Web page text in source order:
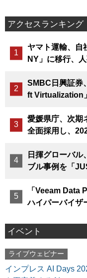
アクセスランキング
ヤマト運輸、自
NY」に移行、
SMBC日興証券
ft Virtualization
愛媛県庁、次期
全面採用し、
日揮グローバル
ブル事例を「
「Veeam Data
ハイパーバイザ
イベント
ライブウェビナー
インプレス AI Days